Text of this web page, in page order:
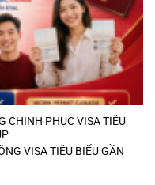
CHINH PHỤC VISA TIÊU
VISA TIÊU BIỂU GẦN